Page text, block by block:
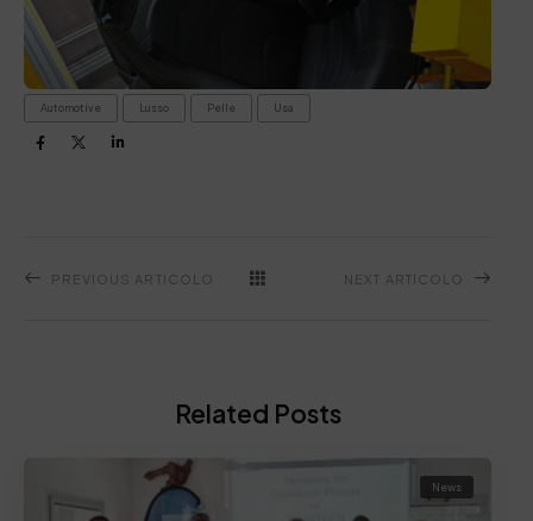
Automotive Lusso Pelle Usa
PREVIOUS ARTICOLO NEXT ARTICOLO
Related Posts
News